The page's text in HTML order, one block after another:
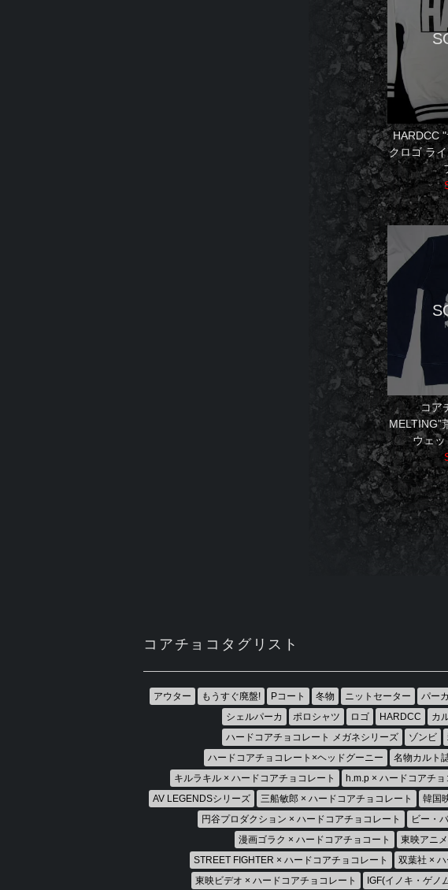
HARDCC
クロゴ ラ
コア
MELTING”
ウェ
コアチョコタグリスト
アウター もうすぐ廃盤! Pコート 冬物 ニットセーター パー
シェルパーカ
ポロシャツ ロゴ HARDCC カ
ハードコアチョコレート メガネシリーズ
ゾンビ
ハードコアチョコレート×ヘッドグーニー
名物カルト
キルラキル × ハードコアチョコレート
h.m.p × ハードコアチョ
AV LEGENDSシリーズ
三船敏郎 × ハードコアチョコレート 韓国
円谷プロダクション × ハードコアチョコレート
ビー・
漫画ゴラク × ハードコアチョコート
東映アニ
STREET FIGHTER × ハードコアチョコレート
双葉社 ×
東映ビデオ × ハードコアチョコレート
IGF(イノキ・ゲノ